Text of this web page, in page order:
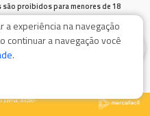
são proibidos para menores de 18
em excesso, provoca graves males à saúde.
Jurimar, 83280-
a experiência na navegação
continuar a navegação você
.